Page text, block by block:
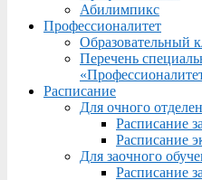
Абилимпикс
Профессионалитет
Образовательный
Перечень
Расписание
Для очного
Расписание
Расписание
Для заочного
Расписание